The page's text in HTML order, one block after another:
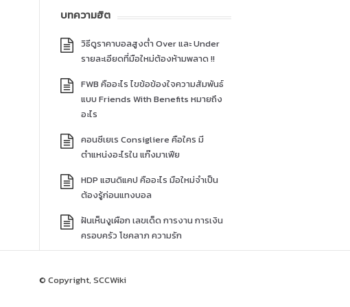
บทความฮิต
วิธีดูราคาบอลสูงต่ำ Over และ Under
รายละเอียดที่มือใหม่ต้องห้ามพลาด !!
FWB คืออะไร ไขข้อข้องใจความสัมพันธ์
แบบ Friends With Benefits หมายถึง
อะไร
คอนซีเยเร Consigliere คือใคร มี
ตำแหน่งอะไรใน แก๊งมาเฟีย
HDP แฮนดิแคป คืออะไร มือใหม่จำเป็น
ต้องรู้ก่อนแทงบอล
ฝันเห็นงูเผือก เลขเด็ด การงาน การเงิน
ครอบครัว โชคลาภ ความรัก
© Copyright, SCCWiki